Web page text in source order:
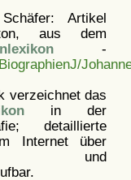
Artikel
aus dem
-
verzeichnet das
in der
detaillierte
Internet über